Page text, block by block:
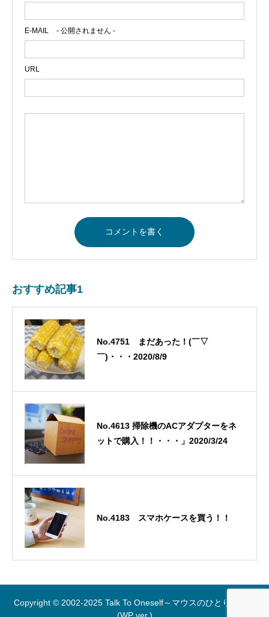
E-MAIL - 公開されません -
URL
おすすめ記事1
No.4751 まだあった！(￣▽
￣)・・・2020/8/9
No.4613 掃除機のACアダプターをネ
ットで購入！！・・・」2020/3/24
No.4183 スマホケースを買う！！
Copyright © 2002-2025 Talk To Oneself～マウスのひとりごと～